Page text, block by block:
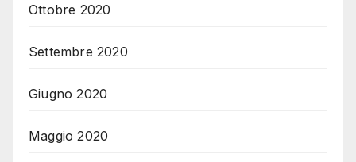
Ottobre 2020
Settembre 2020
Giugno 2020
Maggio 2020